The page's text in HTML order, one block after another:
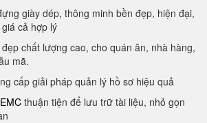
giày dép, thông minh bền đẹp, hiện đại,
cả hợp lý
đẹp chất lượng cao, cho quán ăn, nhà hàng,
mã.
cấp giải pháp quản lý hồ sơ hiệu quả
thuận tiện để lưu trữ tài liệu, nhỏ gọn